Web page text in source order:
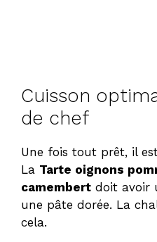
Cuisson
de chef
Une fois tout prêt, il
La Tarte oignons
camembert doit avoir
une pâte dorée. La
cela.